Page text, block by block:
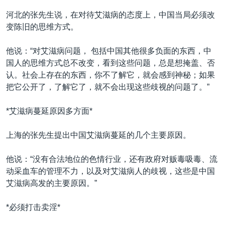
河北的张先生说，在对待艾滋病的态度上，中国当局必须改
变陈旧的思维方式。
他说：“对艾滋病问题， 包括中国其他很多负面的东西，中
国人的思维方式总不改变，看到这些问题，总是想掩盖、否
认。社会上存在的东西，你不了解它，就会感到神秘；如果
把它公开了，了解它了，就不会出现这些歧视的问题了。”
*艾滋病蔓延原因多方面*
上海的张先生提出中国艾滋病蔓延的几个主要原因。
他说：“没有合法地位的色情行业，还有政府对贩毒吸毒、流
动采血车的管理不力，以及对艾滋病人的歧视，这些是中国
艾滋病高发的主要原因。”
*必须打击卖淫*